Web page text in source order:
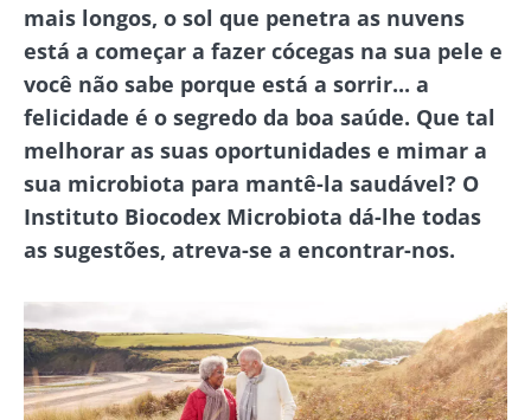
mais longos, o sol que penetra as nuvens
está a começar a fazer cócegas na sua pele e
você não sabe porque está a sorrir... a
felicidade é o segredo da boa saúde. Que tal
melhorar as suas oportunidades e mimar a
sua microbiota para mantê-la saudável? O
Instituto Biocodex Microbiota dá-lhe todas
as sugestões, atreva-se a encontrar-nos.